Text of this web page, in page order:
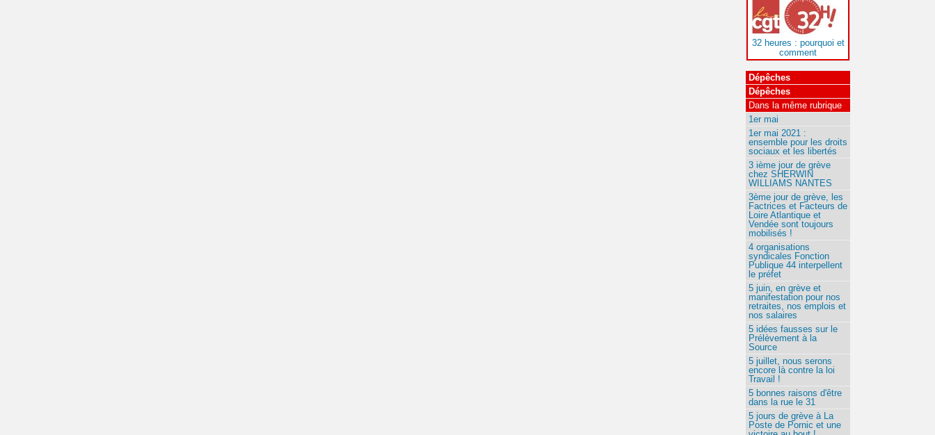
32 heures : pourquoi et
comment
Dépêches
Dépêches
Dans la même rubrique
1er mai
1er mai 2021 :
ensemble pour les droits
sociaux et les libertés
3 ième jour de grève
chez SHERWIN
WILLIAMS NANTES
3ème jour de grève, les
Factrices et Facteurs de
Loire Atlantique et
Vendée sont toujours
mobilisés !
4 organisations
syndicales Fonction
Publique 44 interpellent
le préfet
5 juin, en grève et
manifestation pour nos
retraites, nos emplois et
nos salaires
5 idées fausses sur le
Prélèvement à la
Source
5 juillet, nous serons
encore là contre la loi
Travail !
5 bonnes raisons d'être
dans la rue le 31
5 jours de grève à La
Poste de Pornic et une